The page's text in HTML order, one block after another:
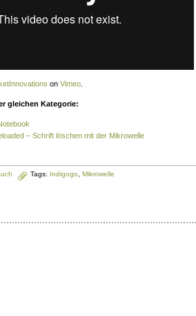
on Vimeo
gleichen Kategorie:
– Schrift löschen mit der Mikrowelle
Tags: Indigogo Mikrowelle